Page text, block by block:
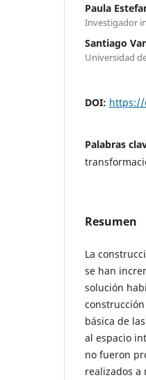
Paula
Investigador
Santiago
Universidad
DOI: https://
Palabras
Resumen
La
se han
solución
básica de
al espacio
no fueron
realizados a